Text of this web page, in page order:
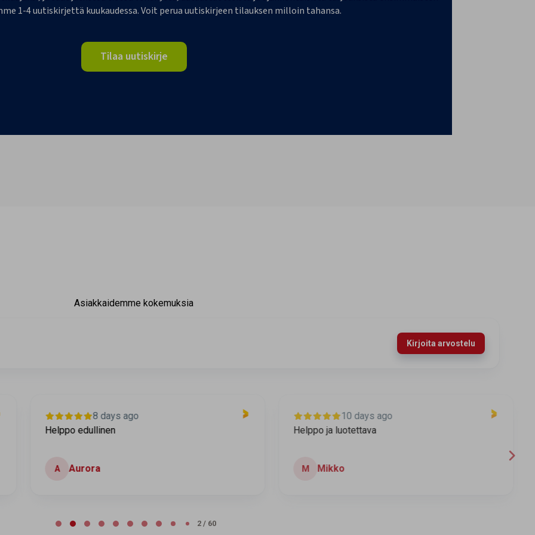
1-4 uutiskirjettä kuukaudessa. Voit perua uutiskirjeen tilauksen milloin tahansa.
Tilaa uutiskirje
Asiakkaidemme kokemuksia
Kirjoita arvostelu
8 days ago
Helppo edullinen
Aurora
10 days ago
Helppo ja luotettava
Mikko
2 / 60